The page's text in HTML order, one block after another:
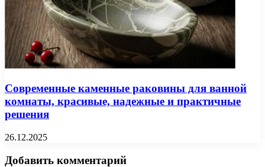
Современные каменные раковины для ванной
комнаты, красивые, надежные и практичные
решения
26.12.2025
Добавить комментарий